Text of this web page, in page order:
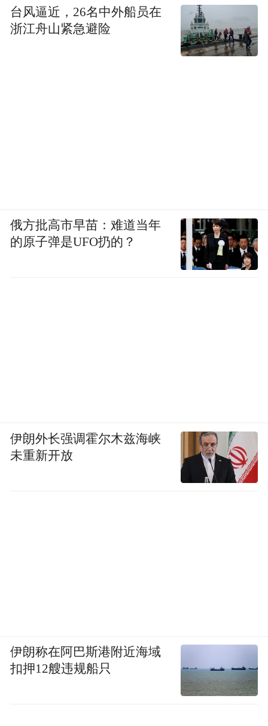
台风逼近，26名中外船员在
浙江舟山紧急避险
俄方批高市早苗：难道当年
的原子弹是UFO扔的？
伊朗外长强调霍尔木兹海峡
未重新开放
伊朗称在阿巴斯港附近海域
扣押12艘违规船只